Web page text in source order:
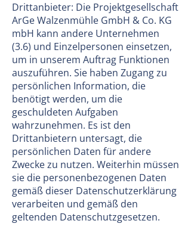
Drittanbieter: Die Projektgesellschaft
ArGe Walzenmühle GmbH & Co. KG
mbH kann andere Unternehmen
(3.6) und Einzelpersonen einsetzen,
um in unserem Auftrag Funktionen
auszuführen. Sie haben Zugang zu
persönlichen Information, die
benötigt werden, um die
geschuldeten Aufgaben
wahrzunehmen. Es ist den
Drittanbietern untersagt, die
persönlichen Daten für andere
Zwecke zu nutzen. Weiterhin müssen
sie die personenbezogenen Daten
gemäß dieser Datenschutzerklärung
verarbeiten und gemäß den
geltenden Datenschutzgesetzen.